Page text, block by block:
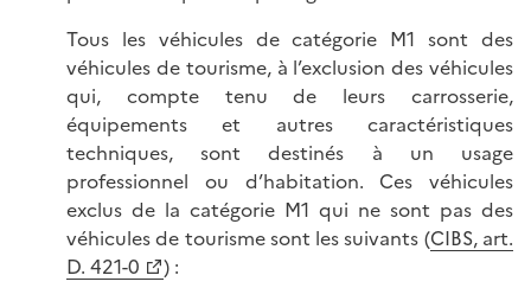
Tous les véhicules de catégorie M1 sont des
véhicules de tourisme, à l’exclusion des véhicules
qui, compte tenu de leurs carrosserie,
équipements et autres caractéristiques
techniques, sont destinés à un usage
professionnel ou d’habitation. Ces véhicules
exclus de la catégorie M1 qui ne sont pas des
véhicules de tourisme sont les suivants (CIBS, art.
D. 421-0
) :